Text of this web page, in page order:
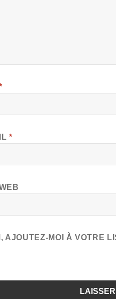
*
AJOUTEZ-MOI À VOTRE